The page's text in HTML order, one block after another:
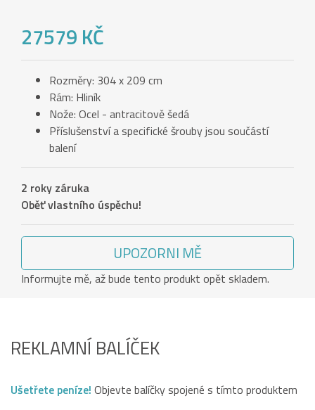
27579 KČ
Rozměry: 304 x 209 cm
Rám: Hliník
Nože: Ocel - antracitově šedá
Příslušenství a specifické šrouby jsou součástí
balení
2 roky záruka
Oběť vlastního úspěchu!
UPOZORNI MĚ
Informujte mě, až bude tento produkt opět skladem.
REKLAMNÍ BALÍČEK
Ušetřete peníze! Objevte balíčky spojené s tímto produktem